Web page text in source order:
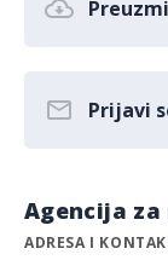
Prijavi
Agencija za
ADRESA I